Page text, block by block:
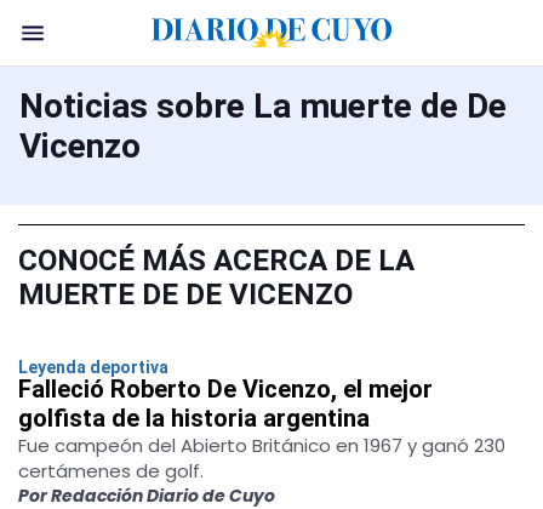
Noticias sobre La muerte de De
Vicenzo
CONOCÉ MÁS ACERCA DE LA
MUERTE DE DE VICENZO
Leyenda deportiva
Falleció Roberto De Vicenzo, el mejor
golfista de la historia argentina
Fue campeón del Abierto Británico en 1967 y ganó 230
certámenes de golf.
Por Redacción Diario de Cuyo